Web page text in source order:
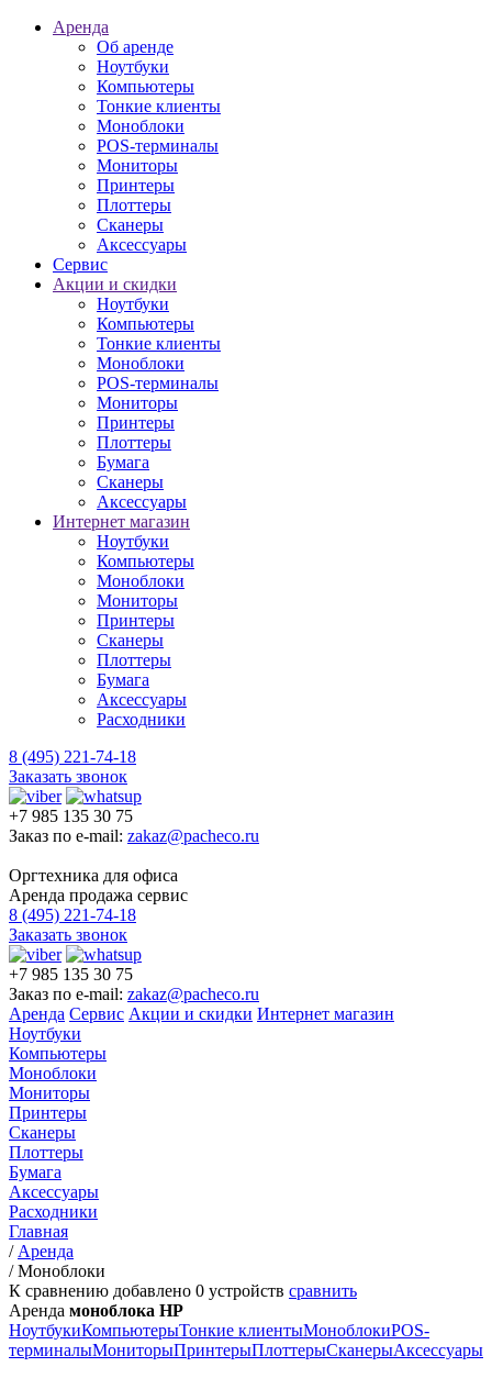
Аренда
Об аренде
Ноутбуки
Компьютеры
Тонкие клиенты
Моноблоки
POS-терминалы
Мониторы
Принтеры
Плоттеры
Сканеры
Аксессуары
Сервис
Акции и скидки
Ноутбуки
Компьютеры
Тонкие клиенты
Моноблоки
POS-терминалы
Мониторы
Принтеры
Плоттеры
Бумага
Сканеры
Аксессуары
Интернет магазин
Ноутбуки
Компьютеры
Моноблоки
Мониторы
Принтеры
Сканеры
Плоттеры
Бумага
Аксессуары
Расходники
8 (495) 221-74-18
Заказать звонок
+7 985 135 30 75
Заказ по e-mail: zakaz@pacheco.ru
Оргтехника для офиса
Аренда продажа сервис
8 (495) 221-74-18
Заказать звонок
+7 985 135 30 75
Заказ по e-mail: zakaz@pacheco.ru
Аренда Сервис Акции и скидки Интернет магазин
Ноутбуки
Компьютеры
Моноблоки
Мониторы
Принтеры
Сканеры
Плоттеры
Бумага
Аксессуары
Расходники
Главная
/ Аренда
/Моноблоки
К сравнению добавлено 0 устройств сравнить
Аренда моноблока HP
НоутбукиКомпьютерыТонкие клиентыМоноблокиPOS-
терминалыМониторыПринтерыПлоттерыСканерыАксессуары